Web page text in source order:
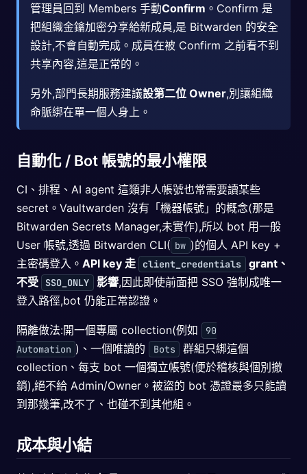
管理員回到 Members 手動Confirm 。Confirm 是
把組織金鑰加密分享給新成員,是 Bitwarden 的安全
設計,不會自動完成。成員在被 Confirm 之前看不到
共享內容,這是正常的。
另外,部門長期服務建議設第二位 Owner,別讓組織
命脈綁在單一個人身上。
自動化 / Bot 帳號的最小權限
CI、排程、AI agent 這類非人帳號也常需要讀某些
secret。Vaultwarden 沒有「機器帳號」的概念(那是
Bitwarden Secrets Manager,未實作),所以 bot 用一般
User 帳號,透過 Bitwarden CLI( bw )的個人 API key +
主密碼登入。 API key 走 client_credentials
grant、
不受
SSO_ONLY 影響,因此即使前面把 SSO 強制成唯一
登入路徑,bot 仍能正常認證。
隔離做法:開一個專屬 collection(例如
90
Automation )、一個唯讀的 Bots
群組只綁這個
collection、每支 bot 一個獨立帳號(便於稽核與個別撤
銷),絕不給 Admin/Owner。被盜的 bot 憑證最多只能讀
到那幾筆,改不了、也碰不到其他組。
成本與小結